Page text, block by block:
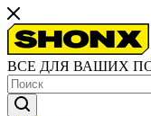
ВСЕ ДЛЯ ВАШИХ